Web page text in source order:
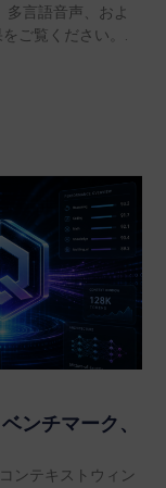
言語音声、およ
ご覧ください。.
ンチマーク、
ンテキストウィン